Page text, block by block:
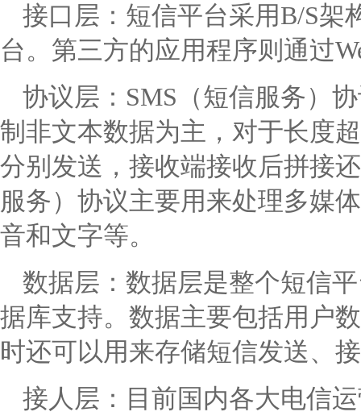
接口层：短信平台采用B/S架
台。第三方的应用程序则通过
协议层：SMS（短信服务）
制非文本数据为主，对于长度
分别发送，接收端接收后拼接
服务）协议主要用来处理多媒
音和文字等。
数据层：数据层是整个短信
据库支持。数据主要包括用户
时还可以用来存储短信发送、
接人层：目前国内各大电信